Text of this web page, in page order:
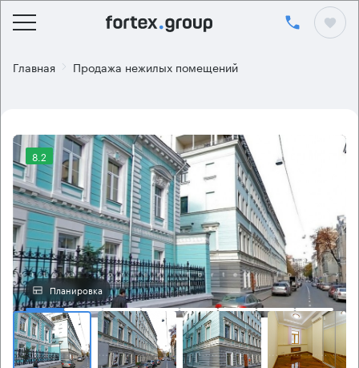
Главная Продажа нежилых помещений
8.2
Планировка